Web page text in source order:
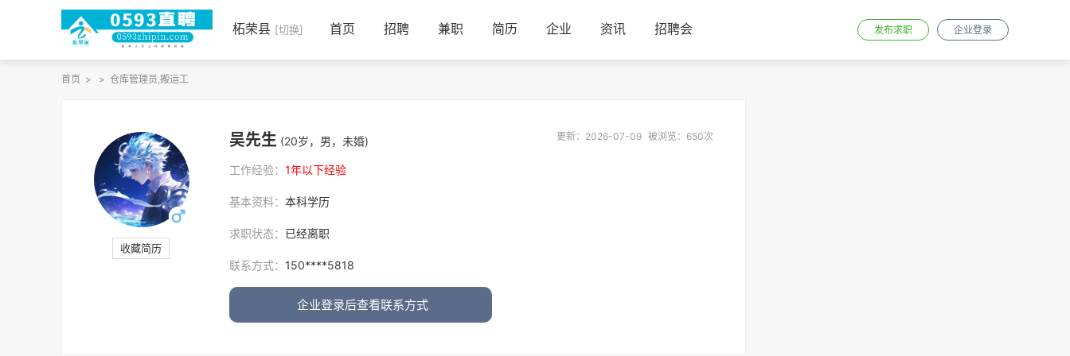
柘荣县 [切换] 首页 招聘 兼职 简历 企业 资讯 招聘会 发布求职 企业登录
首页 > > 仓库管理员,搬运工
收藏简历
吴先生 (20岁，男，未婚)
工作经验： 1年以下经验
基本资料： 本科学历
求职状态： 已经离职
联系方式： 150****5818
更新：2026-07-09 被浏览：650次
企业登录后查看联系方式